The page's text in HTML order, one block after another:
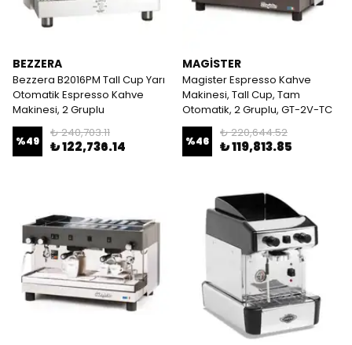
BEZZERA
Bezzera B2016PM Tall Cup Yarı
Otomatik Espresso Kahve
Makinesi, 2 Gruplu
%49
₺ 240,703.11
₺ 122,736.14
MAGİSTER
Magister Espresso Kahve
Makinesi, Tall Cup, Tam
Otomatik, 2 Gruplu, GT-2V-TC
%46
₺ 220,644.52
₺ 119,813.85